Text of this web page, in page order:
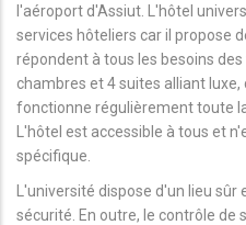
l'aéroport d'Assiut. L'hôtel
services hôteliers car il propose
répondent à tous les besoins
chambres et 4 suites alliant
fonctionne régulièrement toute
L'hôtel est accessible à tous et
spécifique.
L'université dispose d'un lieu sûr
sécurité. En outre, le contrôle de